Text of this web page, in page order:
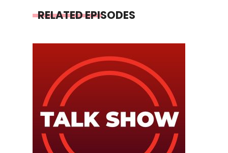
RELATED EPISODES